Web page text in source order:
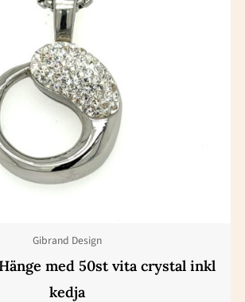
Gibrand Design
med 50st vita crystal inkl
kedja